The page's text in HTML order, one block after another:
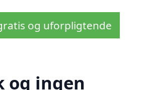
og uforpligtende
og ingen